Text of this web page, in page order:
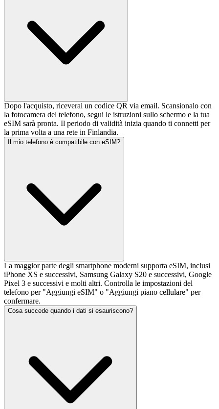
Dopo l'acquisto, riceverai un codice QR via email. Scansionalo con
la fotocamera del telefono, segui le istruzioni sullo schermo e la tua
eSIM sarà pronta. Il periodo di validità inizia quando ti connetti per
la prima volta a una rete in Finlandia.
Il mio telefono è compatibile con eSIM?
La maggior parte degli smartphone moderni supporta eSIM, inclusi
iPhone XS e successivi, Samsung Galaxy S20 e successivi, Google
Pixel 3 e successivi e molti altri. Controlla le impostazioni del
telefono per "Aggiungi eSIM" o "Aggiungi piano cellulare" per
confermare.
Cosa succede quando i dati si esauriscono?